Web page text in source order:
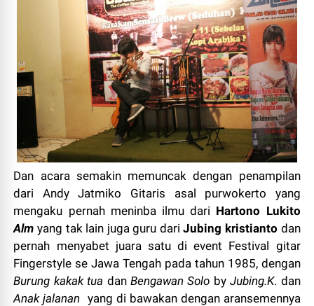
Dan acara semakin memuncak dengan penampilan
dari Andy Jatmiko Gitaris asal purwokerto yang
mengaku pernah meninba ilmu dari Hartono Lukito
Alm yang tak lain juga guru dariJubing kristianto dan
pernah menyabet juara satu di event Festival gitar
Fingerstyle se Jawa Tengah pada tahun 1985, dengan
Burung kakak tua danBengawan Solo byJubing.K. dan
Anak jalanan yang di bawakan dengan aransemennya